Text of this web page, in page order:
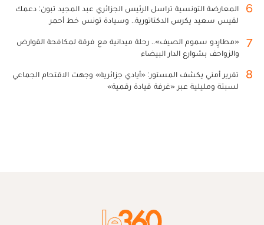
6
المعارضة التونسية تراسل الرئيس الجزائري عبد المجيد تبون: دعمك
لقيس سعيد يكرس الدكتاتورية.. وسيادة تونس خط أحمر
7
«مطارِدو سموم الصيف».. رحلة ميدانية مع فرقة لمكافحة القوارض
والزواحف بشوارع الدار البيضاء
8
تقرير أمني يكشف المستور: «أيادي جزائرية» وجهت الاقتحام الجماعي
لسبتة ومليلية عبر «غرفة قيادة رقمية»